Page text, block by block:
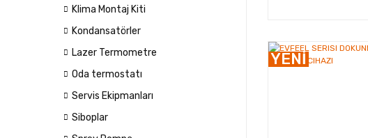
Klima Montaj Kiti
Kondansatörler
Lazer Termometre
Oda termostatı
Servis Ekipmanları
Siboplar
YENİ